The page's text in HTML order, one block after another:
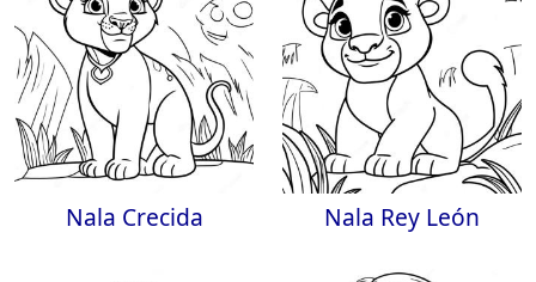
Nala Crecida Nala Rey León